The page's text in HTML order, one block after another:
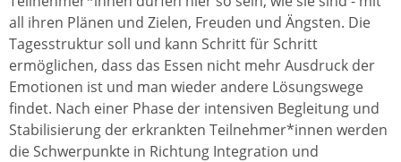
all ihren Plänen und Zielen, Freuden und Ängsten. Die
Tagesstruktur soll und kann Schritt für Schritt
ermöglichen, dass das Essen nicht mehr Ausdruck der
Emotionen ist und man wieder andere Lösungswege
findet. Nach einer Phase der intensiven Begleitung und
Stabilisierung der erkrankten Teilnehmer*innen werden
die Schwerpunkte in Richtung Integration und